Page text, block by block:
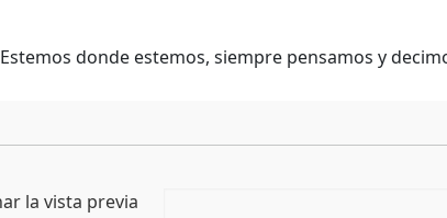
Estemos donde estemos, siempre pensamos y